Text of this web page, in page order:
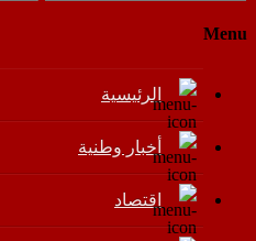
Menu
الرئيسية
أخبار وطنية
اقتصاد